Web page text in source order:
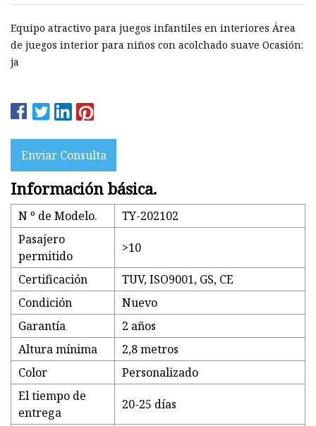
Equipo atractivo para juegos infantiles en interiores Área
de juegos interior para niños con acolchado suave Ocasión:
ja
Enviar Consulta
Información básica.
N º de Modelo.
TY-202102
Pasajero
permitido
>10
Certificación
TUV, ISO9001, GS, CE
Condición
Nuevo
Garantía
2 años
Altura mínima
2,8 metros
Color
Personalizado
El tiempo de
entrega
20-25 días